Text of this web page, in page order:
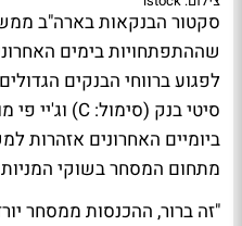
סקטור הבנקאות בארה"ב
שההתפתחויות בימים
ביומיים האחרונים אזהרות
מתחום המסחר בשוקי
"זה ברור, ההכנסות ממסחר